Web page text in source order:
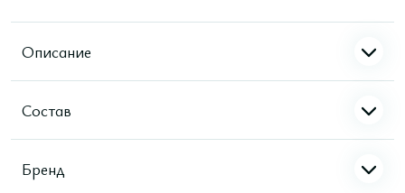
Описание
Состав
Бренд